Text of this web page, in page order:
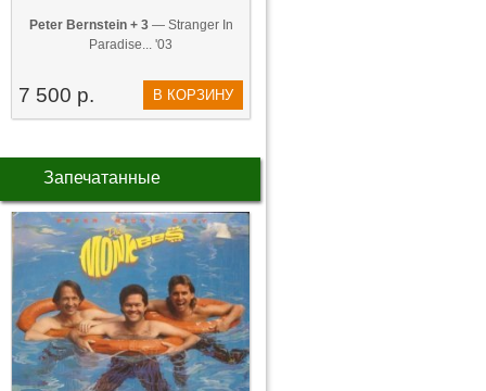
Peter Bernstein + 3— Stranger In
Paradise... '03
7 500 р. В КОРЗИНУ
Запечатанные